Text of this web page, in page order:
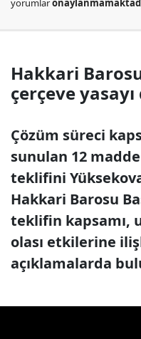
yorumlar
Hakkari
çerçeve
Çözüm süreci
sunulan 12
teklifini
Hakkari Barosu
teklifin kapsamı,
olası etkilerine
açıklamalarda